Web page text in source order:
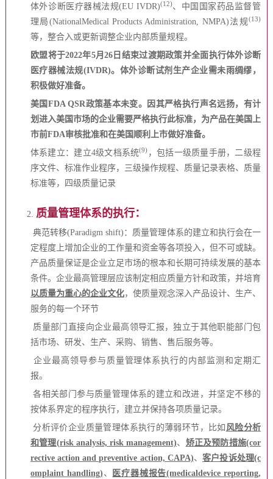
体外诊断医疗器械法规(EU IVDR)(12)、中国国家药品监督管
理局(NationalMedical Products Administration, NMPA)法规(13)
等，整合入或更新调整企业内部质量规程。
欧盟将于2022年5月26日结束过渡期政策并全面执行体外诊断
医疗器械法规(IVDR)。体外诊断试剂生产企业需未雨绸缪，
积极做好准备。
美国FDA QSR政策基本未变。因其严格执行声名远扬，有计
划进入美国市场的企业需要严格执行此标准，为产品在美国上
市前FDA审核批准和在美国顺利上市做好准备。
体系建立：建立4级文档系统(9) ，包括一级质量手册，二级程
序文件、标准作业程序，三级操作规程、质量记录表格、质量
标准等，四级质量记录
2. 质量管理体系的执行：
典范转移(Paradigm shift)：质量管理体系的建立和执行会在一
定程度上增加企业的工作量和资金等各项投入，但不可或缺。
产品质量保证是企业立足市场的根本和长期可持续发展的基本
条件。企业最高管理层应该制定相应质量方针和政策，并培育
以质量为重心的企业文化，使质量观念深入产品设计、生产、
服务的每一个环节
质量部门直接向企业最高领导汇报，独立于其他职能部门包
括市场、研发、生产、采购、销售、售后服务等。
企业最高领导参与质量管理体系执行的内部监测和定期汇
报。
各相关部门参与质量管理体系的建立和改进，并坚定不移的
按体系界定的程序执行，建立并保持各项质量记录。
分析评价企业质量管理体系执行的薄弱环节，比如 风险分析
和管理(risk analysis, risk management)、 矫正及预防措施(cor
rective action and preventive action, CAPA)、客户投诉处理(c
omplaint handling) 、
医疗器械报告(medicaldevice reporting,